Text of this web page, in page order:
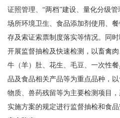
证照管理、“两档”建设、量化分级
场所环境卫生、食品添加剂使用、
存及索证索票制度落实等情况。同
开展监督抽检及快速检测，以畜禽
牛（羊）肚、花生、毛豆、一次性
品及食品相关产品等为重点品种，
物质、兽药残留等为主要检测项目
实施方案的规定进行监督抽检和食